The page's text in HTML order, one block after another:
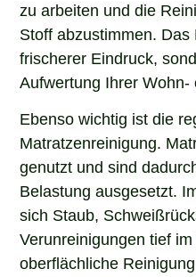
zu arbeiten und die
Stoff abzustimmen.
frischerer Eindruck,
Aufwertung Ihrer
Ebenso wichtig ist die
Matratzenreinigung.
genutzt und sind
Belastung ausgesetzt.
sich Staub,
Verunreinigungen tief
oberflächliche